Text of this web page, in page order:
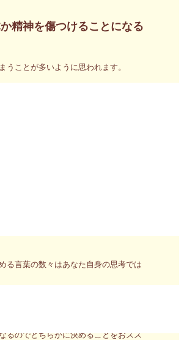
精神を傷つけることになる
うことが多いように思われます。
る言葉の数々はあなた自身の思考では
るのでどちらかに決めることをおスス